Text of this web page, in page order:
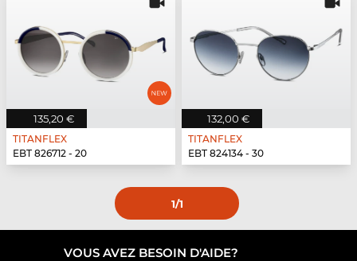
135,20 €
TITANFLEX
EBT 826712 - 20
132,00 €
TITANFLEX
EBT 824134 - 30
1/1
VOUS AVEZ BESOIN D'AIDE?